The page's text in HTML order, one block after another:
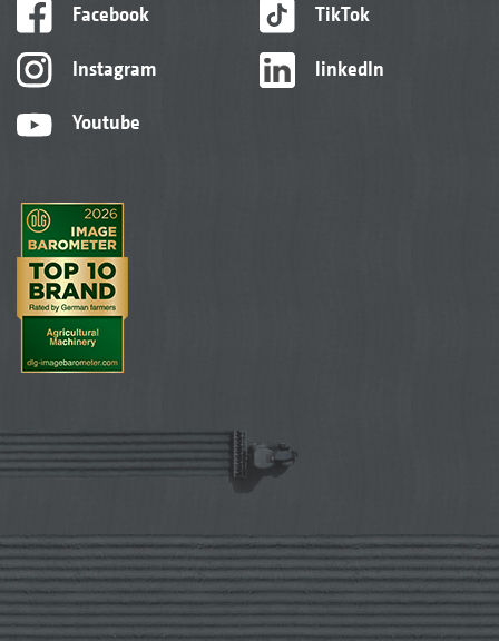
Facebook
Instagram
Youtube
TikTok
linkedIn